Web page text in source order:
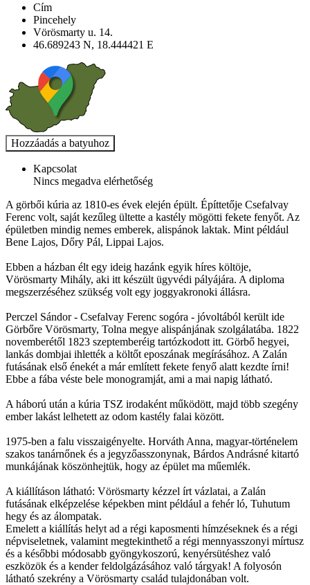
Cím
Pincehely
Vörösmarty u. 14.
46.689243 N, 18.444421 E
Kapcsolat
Nincs megadva elérhetőség
A görbői kúria az 1810-es évek elején épült. Építtetője Csefalvay
Ferenc volt, saját kezűleg ültette a kastély mögötti fekete fenyőt. Az
épületben mindig nemes emberek, alispánok laktak. Mint például
Bene Lajos, Dőry Pál, Lippai Lajos.
Ebben a házban élt egy ideig hazánk egyik híres költöje,
Vörösmarty Mihály, aki itt készült ügyvédi pályájára. A diploma
megszerzéséhez szükség volt egy joggyakronoki állásra.
Perczel Sándor - Csefalvay Ferenc sogóra - jóvoltából került ide
Görbőre Vörösmarty, Tolna megye alispánjának szolgálatába. 1822
novemberétől 1823 szeptemberéig tartózkodott itt. Görbő hegyei,
lankás dombjai ihlették a költőt eposzának megírásához. A Zalán
futásának első énekét a már említett fekete fenyő alatt kezdte írni!
Ebbe a fába véste bele monogramját, ami a mai napig látható.
A háború után a kúria TSZ irodaként működött, majd több szegény
ember lakást lelhetett az odom kastély falai között.
1975-ben a falu visszaigényelte. Horváth Anna, magyar-történelem
szakos tanárnőnek és a jegyzőasszonynak, Bárdos Andrásné kitartó
munkájának köszönhejtük, hogy az épület ma műemlék.
A kiállításon látható: Vörösmarty kézzel írt vázlatai, a Zalán
futásának elképzelése képekben mint például a fehér ló, Tuhutum
hegy és az álompatak.
Emelett a kiállítás helyt ad a régi kaposmenti hímzéseknek és a régi
népviseletnek, valamint megtekinthető a régi mennyasszonyi mírtusz
és a későbbi módosabb gyöngykoszorú, kenyérsütéshez való
eszközök és a kender feldolgázásához való tárgyak! A folyosón
látható szekrény a Vörösmarty család tulajdonában volt.